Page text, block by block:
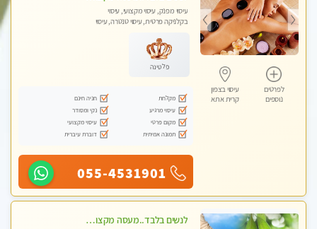
לפרטים
נוספים
עיסוי בצפון
קרית אתא
עיסוי מפנק, עיסוי מקצועי, עיסוי
בקלניקה פרטית, עיסוי טנטרה, עיסוי
פלטינה
מקלחת
חניה חינם
עיסוי מרגיע
נקי ומסודר
מקום פרטי
עיסוי מקצועי
תמונה אמיתית
דוברת עיברית
055-4531901
לנשים בלבד..מעסה מקצועי לנשים בלבד